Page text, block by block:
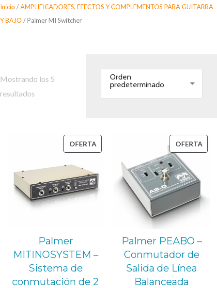
Saltar
al
Inicio /AMPLIFICADORES, EFECTOS Y COMPLEMENTOS PARA GUITARRA
Y BAJO / Palmer MI Switcher
Mostrando los 5
resultados
Orden
predeterminado
OFERTAPRODUCTO
Palmer
MITINOSYSTEM –
Sistema de
conmutación de 2
OFERTA
Palmer PEABO –
Conmutador de
Salida de Línea
Balanceada